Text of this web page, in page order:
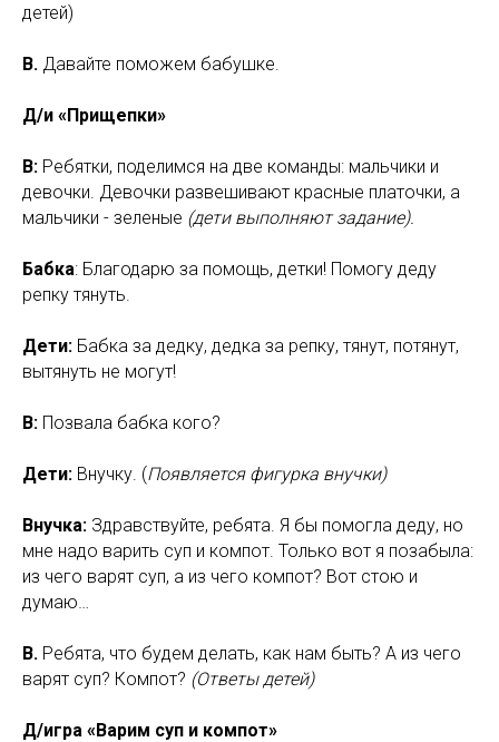
детей)
В. Давайте поможем бабушке.
Д/и «Прищепки»
В: Ребятки, поделимся на две команды: мальчики и
девочки. Девочки развешивают красные платочки, а
мальчики - зеленые (дети выполняют задание).
Бабка: Благодарю за помощь, детки! Помогу деду
репку тянуть.
Дети: Бабка за дедку, дедка за репку, тянут, потянут,
вытянуть не могут!
В: Позвала бабка кого?
Дети: Внучку. (Появляется фигурка внучки)
Внучка: Здравствуйте, ребята. Я бы помогла деду, но
мне надо варить суп и компот. Только вот я позабыла:
из чего варят суп, а из чего компот? Вот стою и
думаю…
В. Ребята, что будем делать, как нам быть? А из чего
варят суп? Компот? (Ответы детей)
Д/игра «Варим суп и компот»